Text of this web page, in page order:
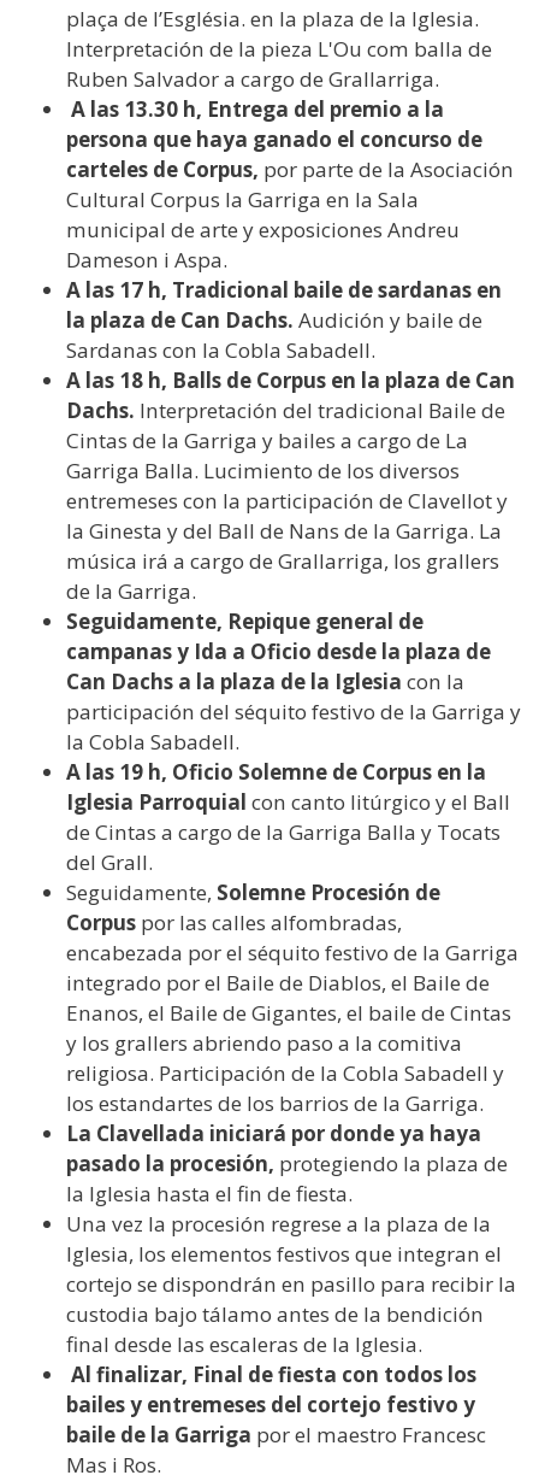
plaça de l’Església. en la plaza de la Iglesia.
Interpretación de la pieza L'Ou com balla de
Ruben Salvador a cargo de Grallarriga.
A las 13.30 h, Entrega del premio a la
persona que haya ganado el concurso de
carteles de Corpus, por parte de la Asociación
Cultural Corpus la Garriga en la Sala
municipal de arte y exposiciones Andreu
Dameson i Aspa.
A las 17 h, Tradicional baile de sardanas en
la plaza de Can Dachs. Audición y baile de
Sardanas con la Cobla Sabadell.
A las 18 h, Balls de Corpus en la plaza de Can
Dachs. Interpretación del tradicional Baile de
Cintas de la Garriga y bailes a cargo de La
Garriga Balla. Lucimiento de los diversos
entremeses con la participación de Clavellot y
la Ginesta y del Ball de Nans de la Garriga. La
música irá a cargo de Grallarriga, los grallers
de la Garriga.
Seguidamente, Repique general de
campanas y Ida a Oficio desde la plaza de
Can Dachs a la plaza de la Iglesia con la
participación del séquito festivo de la Garriga y
la Cobla Sabadell.
A las 19 h, Oficio Solemne de Corpus en la
Iglesia Parroquial con canto litúrgico y el Ball
de Cintas a cargo de la Garriga Balla y Tocats
del Grall.
Seguidamente, Solemne Procesión de
Corpus por las calles alfombradas,
encabezada por el séquito festivo de la Garriga
integrado por el Baile de Diablos, el Baile de
Enanos, el Baile de Gigantes, el baile de Cintas
y los grallers abriendo paso a la comitiva
religiosa. Participación de la Cobla Sabadell y
los estandartes de los barrios de la Garriga.
La Clavellada iniciará por donde ya haya
pasado la procesión, protegiendo la plaza de
la Iglesia hasta el fin de fiesta.
Una vez la procesión regrese a la plaza de la
Iglesia, los elementos festivos que integran el
cortejo se dispondrán en pasillo para recibir la
custodia bajo tálamo antes de la bendición
final desde las escaleras de la Iglesia.
Al finalizar, Final de fiesta con todos los
bailes y entremeses del cortejo festivo y
baile de la Garriga por el maestro Francesc
Mas i Ros.